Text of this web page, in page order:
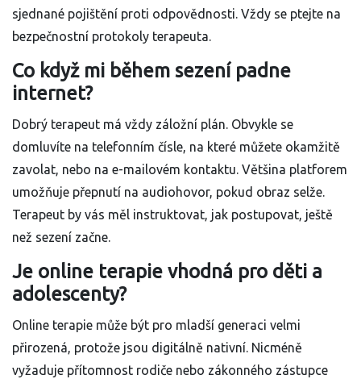
sjednané pojištění proti odpovědnosti. Vždy se ptejte na
bezpečnostní protokoly terapeuta.
Co když mi během sezení padne
internet?
Dobrý terapeut má vždy záložní plán. Obvykle se
domluvíte na telefonním čísle, na které můžete okamžitě
zavolat, nebo na e-mailovém kontaktu. Většina platforem
umožňuje přepnutí na audiohovor, pokud obraz selže.
Terapeut by vás měl instruktovat, jak postupovat, ještě
než sezení začne.
Je online terapie vhodná pro děti a
adolescenty?
Online terapie může být pro mladší generaci velmi
přirozená, protože jsou digitálně nativní. Nicméně
vyžaduje přítomnost rodiče nebo zákonného zástupce